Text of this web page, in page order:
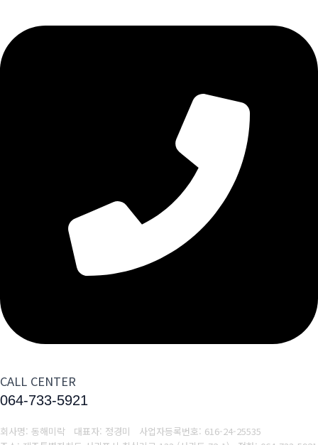
CALL CENTER
064-733-5921
회사명: 동해미락 대표자: 정경미 사업자등록번호: 616-24-25535